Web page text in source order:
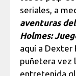
seriales, a
aventuras
Holmes:
aquí a Dexter
puñetera vez
entretenida